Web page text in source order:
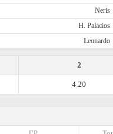
Neris
H. Palacios
Leonardo
2
4.20